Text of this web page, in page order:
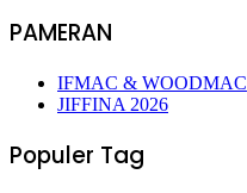
PAMERAN
IFMAC & WOODMAC
JIFFINA 2026
Populer Tag